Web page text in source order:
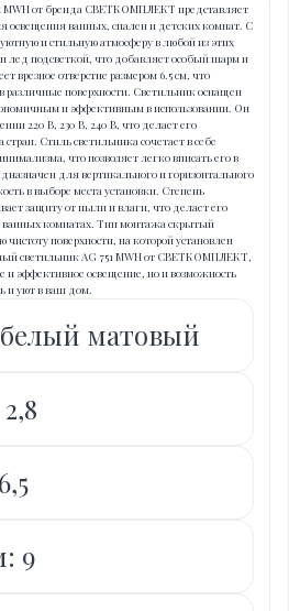
MWH от бренда СВЕТКОМПЛЕКТ представляет
освещения ванных, спален и детских комнат. С
и стильную атмосферу в любой из этих
подсветкой, что добавляет особый шарм и
врезное отверстие размером 6.5 см, что
различные поверхности. Светильник оснащен
и эффективным в использовании. Он
220 В, 230 В, 240 В, что делает его
Стиль светильника сочетает в себе
что позволяет легко вписать его в
для вертикального и горизонтального
в выборе места установки. Степень
защиту от пыли и влаги, что делает его
комнатах. Тип монтажа скрытый
чистоту поверхности, на которой установлен
светильник AG 751 MWH от СВЕТКОМПЛЕКТ,
и эффективное освещение, но и возможность
и уют в ваш дом.
матовый
9